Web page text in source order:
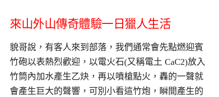
來山外山傳奇體驗一日獵人生活
貌哥說，有客人來到部落，我們通常會先點燃迎賓
竹砲以表熱烈歡迎，以電火石(又稱電土 CaC2)放入
竹筒內加水產生乙炔，再以噴槍點火，轟的一聲就
會產生巨大的聲響，可別小看這竹炮，瞬間產生的